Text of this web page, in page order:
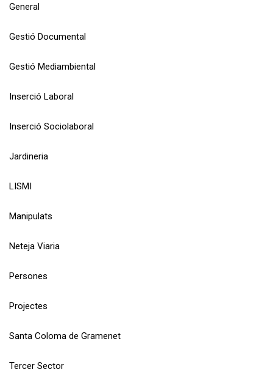
General
Gestió Documental
Gestió Mediambiental
Inserció Laboral
Inserció Sociolaboral
Jardineria
LISMI
Manipulats
Neteja Viaria
Persones
Projectes
Santa Coloma de Gramenet
Tercer Sector